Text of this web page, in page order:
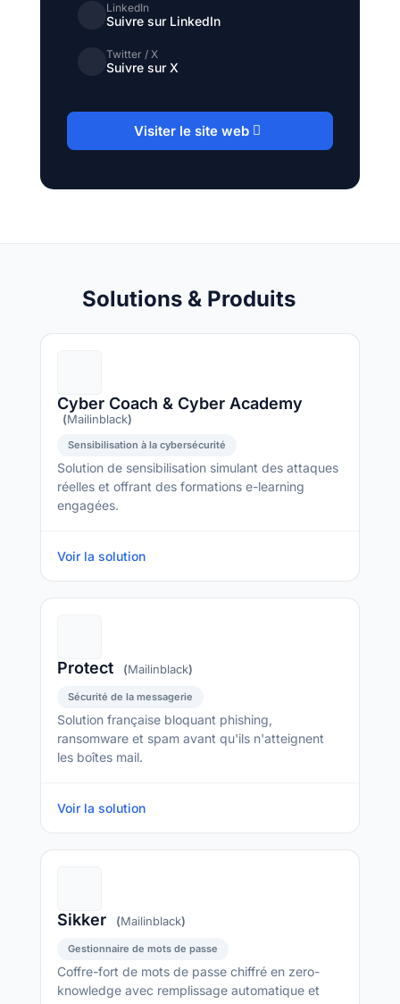
LinkedIn
Suivre sur LinkedIn
Twitter / X
Suivre sur X
Visiter le site web
Solutions & Produits
Cyber Coach & Cyber Academy
(Mailinblack)
Sensibilisation à la cybersécurité
Solution de sensibilisation simulant des attaques
réelles et offrant des formations e-learning
engagées.
Voir la solution
Protect (Mailinblack)
Sécurité de la messagerie
Solution française bloquant phishing,
ransomware et spam avant qu'ils n'atteignent
les boîtes mail.
Voir la solution
Sikker (Mailinblack)
Gestionnaire de mots de passe
Coffre-fort de mots de passe chiffré en zero-
knowledge avec remplissage automatique et